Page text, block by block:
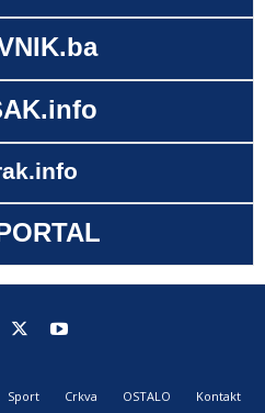
Sport Crkva OSTALO Kontakt